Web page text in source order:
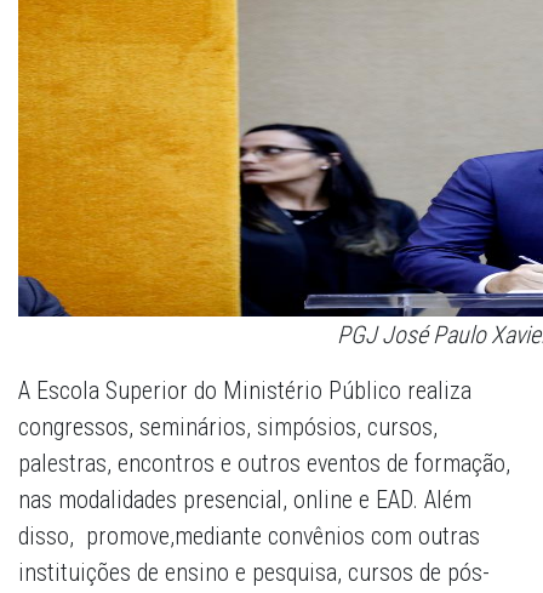
PGJ José Paulo
A Escola Superior do Ministério Público realiza
congressos, seminários, simpósios, cursos,
palestras, encontros e outros eventos de formação,
nas modalidades presencial, online e EAD. Além
disso, promove,mediante convênios com outras
instituições de ensino e pesquisa, cursos de pós-